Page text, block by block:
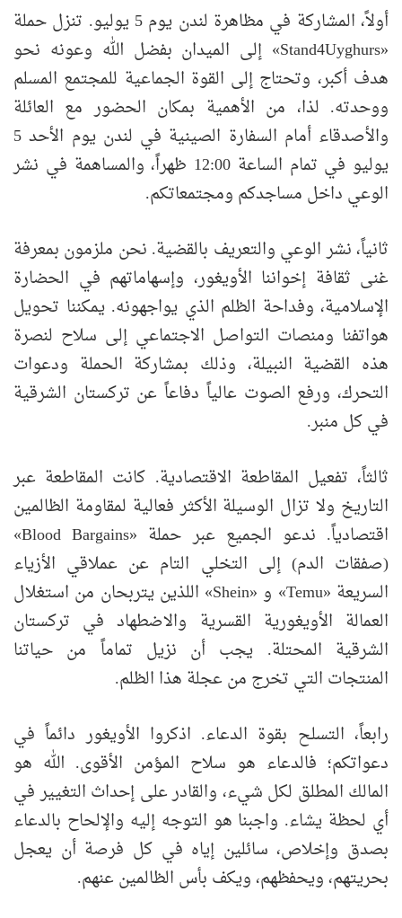
أولاً، المشاركة في مظاهرة لندن يوم 5 يوليو. تنزل حملة
«Stand4Uyghurs» إلى الميدان بفضل الله وعونه نحو
هدف أكبر، وتحتاج إلى القوة الجماعية للمجتمع المسلم
ووحدته. لذا، من الأهمية بمكان الحضور مع العائلة
والأصدقاء أمام السفارة الصينية في لندن يوم الأحد 5
يوليو في تمام الساعة 12:00 ظهراً، والمساهمة في نشر
الوعي داخل مساجدكم ومجتمعاتكم.
ثانياً، نشر الوعي والتعريف بالقضية. نحن ملزمون بمعرفة
غنى ثقافة إخواننا الأويغور، وإسهاماتهم في الحضارة
الإسلامية، وفداحة الظلم الذي يواجهونه. يمكننا تحويل
هواتفنا ومنصات التواصل الاجتماعي إلى سلاح لنصرة
هذه القضية النبيلة، وذلك بمشاركة الحملة ودعوات
التحرك، ورفع الصوت عالياً دفاعاً عن تركستان الشرقية
في كل منبر.
ثالثاً، تفعيل المقاطعة الاقتصادية. كانت المقاطعة عبر
التاريخ ولا تزال الوسيلة الأكثر فعالية لمقاومة الظالمين
اقتصادياً. ندعو الجميع عبر حملة «Blood Bargains»
(صفقات الدم) إلى التخلي التام عن عملاقي الأزياء
السريعة «Temu» و «Shein» اللذين يتربحان من استغلال
العمالة الأويغورية القسرية والاضطهاد في تركستان
الشرقية المحتلة. يجب أن نزيل تماماً من حياتنا
المنتجات التي تخرج من عجلة هذا الظلم.
رابعاً، التسلح بقوة الدعاء. اذكروا الأويغور دائماً في
دعواتكم؛ فالدعاء هو سلاح المؤمن الأقوى. الله هو
المالك المطلق لكل شيء، والقادر على إحداث التغيير في
أي لحظة يشاء. واجبنا هو التوجه إليه والإلحاح بالدعاء
بصدق وإخلاص، سائلين إياه في كل فرصة أن يعجل
بحريتهم، ويحفظهم، ويكف بأس الظالمين عنهم.